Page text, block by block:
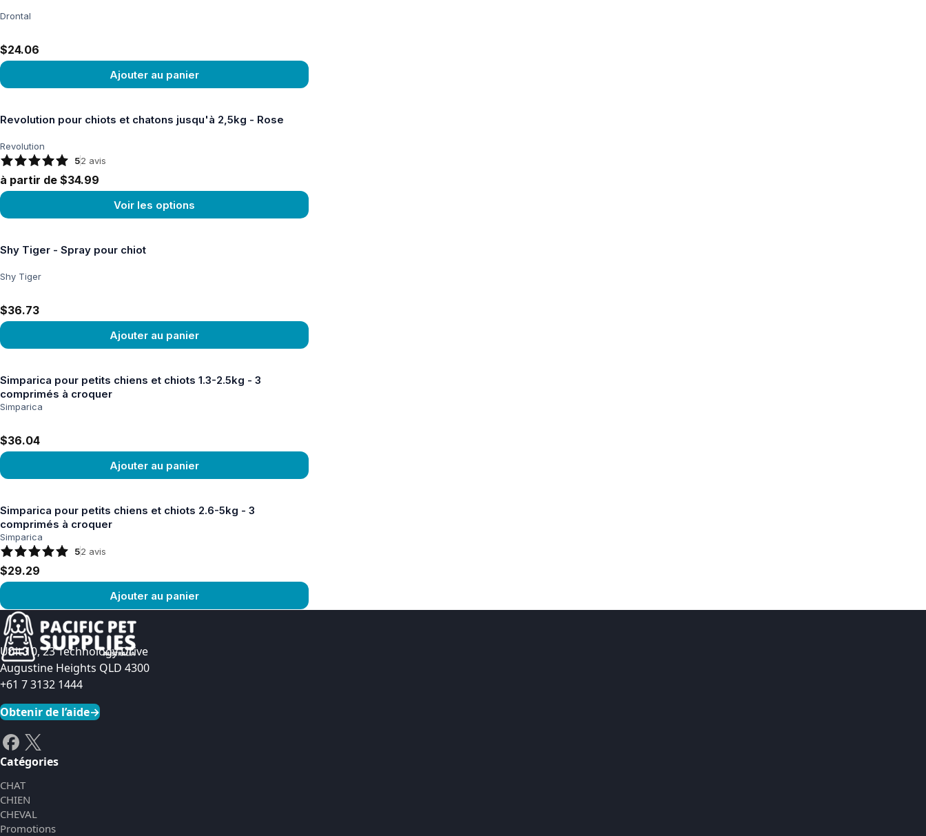
Drontal
$24.06
Ajouter au panier
Revolution pour chiots et chatons jusqu'à 2,5kg - Rose
Revolution
52 avis
à partir de $34.99
Voir les options
Shy Tiger - Spray pour chiot
Shy Tiger
$36.73
Ajouter au panier
Simparica pour petits chiens et chiots 1.3-2.5kg - 3
comprimés à croquer
Simparica
$36.04
Ajouter au panier
Simparica pour petits chiens et chiots 2.6-5kg - 3
comprimés à croquer
Simparica
52 avis
$29.29
Ajouter au panier
Voir le produit
Unit 10, 23 Technology Drive
Augustine Heights QLD 4300
+61 7 3132 1444
Obtenir de l’aide→
Catégories
CHAT
CHIEN
CHEVAL
Promotions